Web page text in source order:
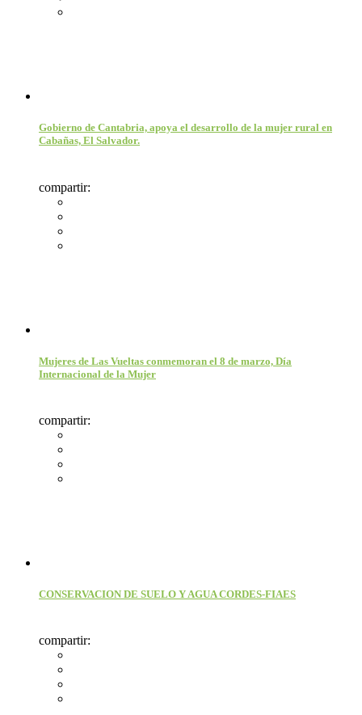
Gobierno de Cantabria, apoya el desarrollo de la mujer rural en
Cabañas, El Salvador.
compartir:
Mujeres de Las Vueltas conmemoran el 8 de marzo, Día
Internacional de la Mujer
compartir:
CONSERVACION DE SUELO Y AGUA CORDES-FIAES
compartir: